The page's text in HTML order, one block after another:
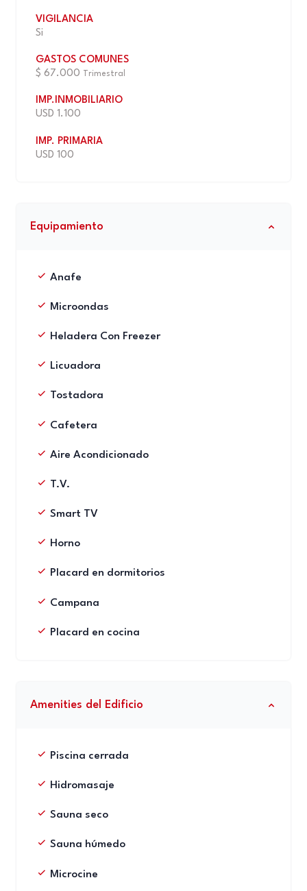
VIGILANCIA
Si
GASTOS COMUNES
$ 67.000
Trimestral
IMP.INMOBILIARIO
USD 1.100
IMP. PRIMARIA
USD 100
Equipamiento
Anafe
Microondas
Heladera Con Freezer
Licuadora
Tostadora
Cafetera
Aire Acondicionado
T.V.
Smart TV
Horno
Placard en dormitorios
Campana
Placard en cocina
Amenities del Edificio
Piscina cerrada
Hidromasaje
Sauna seco
Sauna húmedo
Microcine